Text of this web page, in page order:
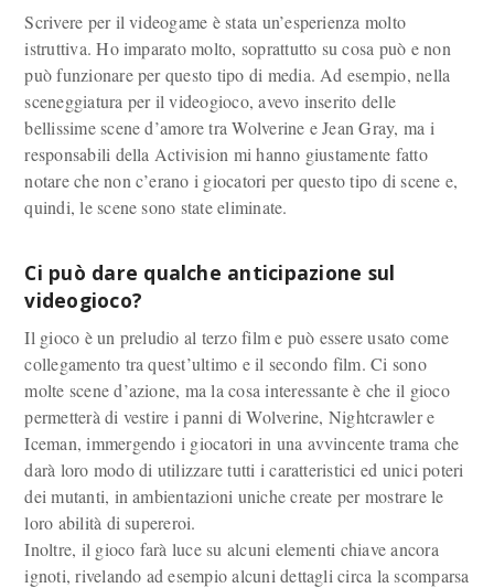
Scrivere per il videogame è stata un’esperienza molto
istruttiva. Ho imparato molto, soprattutto su cosa può e non
può funzionare per questo tipo di media. Ad esempio, nella
sceneggiatura per il videogioco, avevo inserito delle
bellissime scene d’amore tra Wolverine e Jean Gray, ma i
responsabili della Activision mi hanno giustamente fatto
notare che non c’erano i giocatori per questo tipo di scene e,
quindi, le scene sono state eliminate.
Ci può dare qualche anticipazione sul
videogioco?
Il gioco è un preludio al terzo film e può essere usato come
collegamento tra quest’ultimo e il secondo film. Ci sono
molte scene d’azione, ma la cosa interessante è che il gioco
permetterà di vestire i panni di Wolverine, Nightcrawler e
Iceman, immergendo i giocatori in una avvincente trama che
darà loro modo di utilizzare tutti i caratteristici ed unici poteri
dei mutanti, in ambientazioni uniche create per mostrare le
loro abilità di supereroi.
Inoltre, il gioco farà luce su alcuni elementi chiave ancora
ignoti, rivelando ad esempio alcuni dettagli circa la scomparsa